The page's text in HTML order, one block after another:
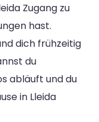
Zugang zu
hast.
dich frühzeitig
du
abläuft und du
in Lleida